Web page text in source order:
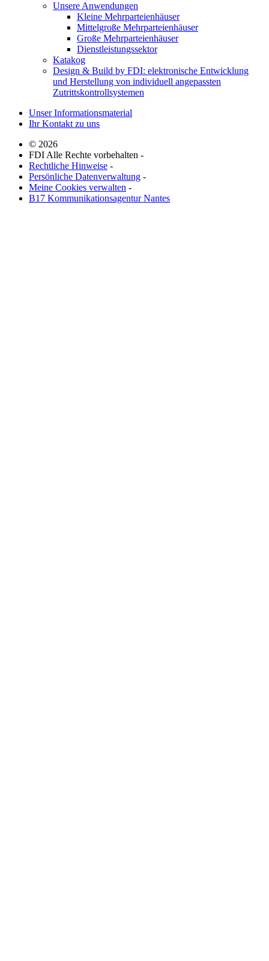
Unsere Anwendungen
Kleine Mehrparteienhäuser
Mittelgroße Mehrparteienhäuser
Große Mehrparteienhäuser
Dienstleistungssektor
Katakog
Design & Build by FDI: elektronische Entwicklung
und Herstellung von individuell angepassten
Zutrittskontrollsystemen
Unser Informationsmaterial
Ihr Kontakt zu uns
© 2026
FDI Alle Rechte vorbehalten -
Rechtliche Hinweise -
Persönliche Datenverwaltung -
Meine Cookies verwalten -
B17 Kommunikationsagentur Nantes